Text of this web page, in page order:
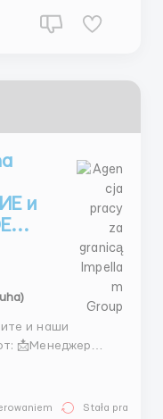
и
и наши
📩Менеджер
Business:Stała praca